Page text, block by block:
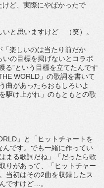
ど、実際にやばかったで
と思いますけど…（笑）。
楽しいのは当たり前だか
の目標を掲げないとコラボ
る”という目標を立てたんです
WORLD」の歌詞を書いて
曲があったらおもしろいよ
駆け上がれ」のもともとの歌
」と「ヒットチャートを
です。でも一緒に作ってい
まる歌詞だね」「だったら歌
りがあって、「ヒットチャー
当初はその2曲を収録したス
ですけど…。